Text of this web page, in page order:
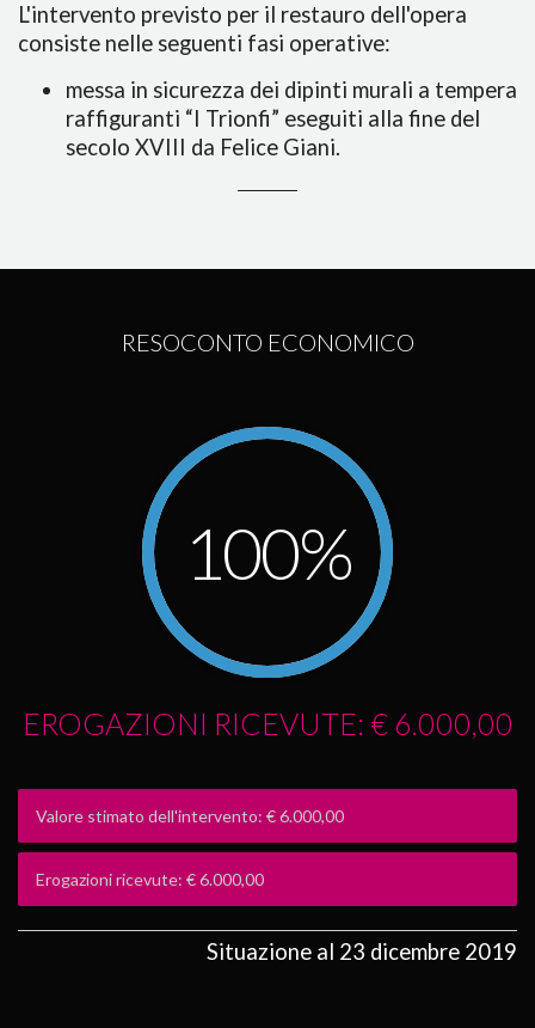
L'intervento previsto per il restauro dell'opera
consiste nelle seguenti fasi operative:
messa in sicurezza dei dipinti murali a tempera
raffiguranti “I Trionfi” eseguiti alla fine del
secolo XVIII da Felice Giani.
RESOCONTO ECONOMICO
100%
EROGAZIONI RICEVUTE: € 6.000,00
Valore stimato dell'intervento: € 6.000,00
Erogazioni ricevute: € 6.000,00
Situazione al 23 dicembre 2019